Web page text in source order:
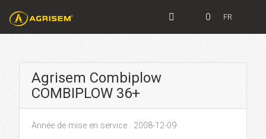
0 FR
Agrisem Combiplow
COMBIPLOW 36+
Année de mise en service : 2008-12-09